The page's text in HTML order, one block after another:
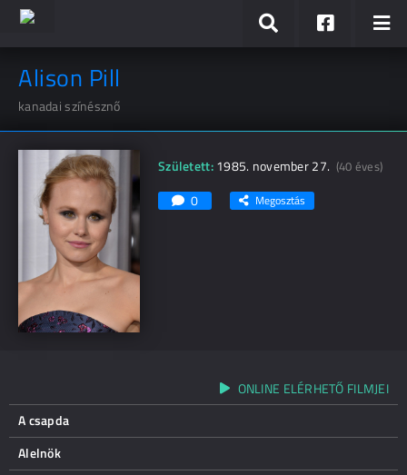
Alison Pill
kanadai színésznő
Született:1985. november 27. (40 éves)
0 Megosztás
ONLINE ELÉRHETŐ FILMJEI
A csapda
Alelnök